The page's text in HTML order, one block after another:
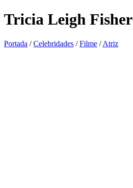
Tricia Leigh Fisher
Portada /Celebridades /Filme /Atriz